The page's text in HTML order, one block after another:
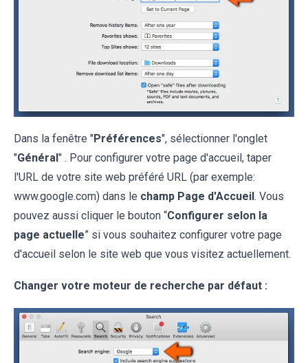
Dans la fenêtre "Préférences", sélectionner l'onglet
"Général" . Pour configurer votre page d'accueil, taper
l'URL de votre site web préféré URL (par exemple:
www.google.com) dans le champ Page d'Accueil. Vous
pouvez aussi cliquer le bouton “Configurer selon la
page actuelle” si vous souhaitez configurer votre page
d'accueil selon le site web que vous visitez actuellement.
Changer votre moteur de recherche par défaut :